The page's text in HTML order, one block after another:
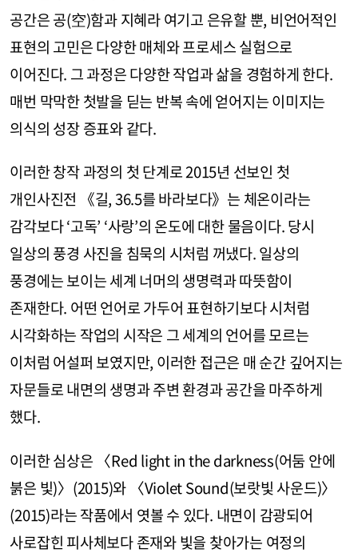
공간은 공(空)함과 지혜라 여기고 은유할 뿐, 비언어적인
표현의 고민은 다양한 매체와 프로세스 실험으로
이어진다. 그 과정은 다양한 작업과 삶을 경험하게 한다.
매번 막막한 첫발을 딛는 반복 속에 얻어지는 이미지는
의식의 성장 증표와 같다.
이러한 창작 과정의 첫 단계로 2015년 선보인 첫
개인사진전 《길, 36.5를 바라보다》는 체온이라는
감각보다 ‘고독’ ‘사랑’의 온도에 대한 물음이다. 당시
일상의 풍경 사진을 침묵의 시처럼 꺼냈다. 일상의
풍경에는 보이는 세계 너머의 생명력과 따뜻함이
존재한다. 어떤 언어로 가두어 표현하기보다 시처럼
시각화하는 작업의 시작은 그 세계의 언어를 모르는
이처럼 어설퍼 보였지만, 이러한 접근은 매 순간 깊어지는
자문들로 내면의 생명과 주변 환경과 공간을 마주하게
했다.
이러한 심상은 〈Red light in the darkness(어둠 안에
붉은 빛)〉(2015)와 〈Violet Sound(보랏빛 사운드)〉
(2015)라는 작품에서 엿볼 수 있다. 내면이 감광되어
사로잡힌 피사체보다 존재와 빛을 찾아가는 여정의